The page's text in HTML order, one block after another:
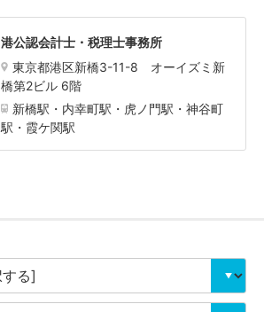
港公認会計士・税理士事務所
東京都港区新橋3-11-8 オーイズミ新
橋第2ビル 6階
新橋駅・内幸町駅・虎ノ門駅・神谷町
駅・霞ケ関駅